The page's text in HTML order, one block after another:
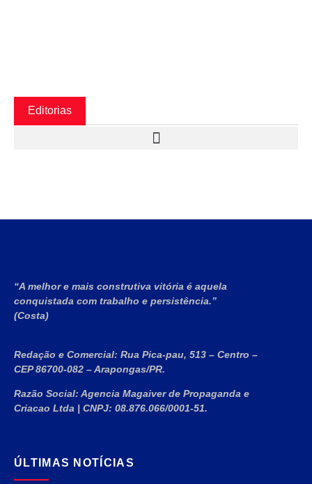
Editorias
“A melhor e mais construtiva vitória é aquela
conquistada com trabalho e persistência.”
(Costa)
Redação e Comercial: Rua Pica-pau, 513 – Centro –
CEP 86700-082 – Arapongas/PR.
Razão Social: Agencia Magaiver de Propaganda e
Criacao Ltda | CNPJ: 08.876.066/0001-51.
ÚLTIMAS NOTÍCIAS